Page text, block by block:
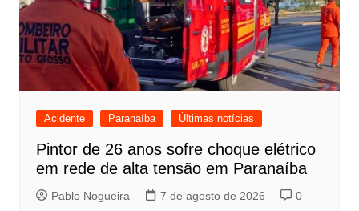
Acidente Paranaíba Últimas notícias
Pintor de 26 anos sofre choque elétrico
em rede de alta tensão em Paranaíba
Pablo Nogueira 7 de agosto de 2026 0